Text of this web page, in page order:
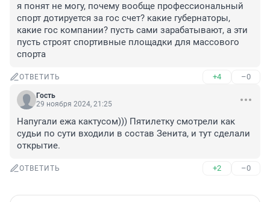
я понят не могу, почему вообще профессиональный
спорт дотируется за гос счет? какие губернаторы,
какие гос компании? пусть сами зарабатывают, а эти
пусть строят спортивные площадки для массового
спорта
ОТВЕТИТЬ +4 –0
Гость
29 ноября 2024, 21:25
Напугали ежа кактусом))) Пятилетку смотрели как
судьи по сути входили в состав Зенита, и тут сделали
открытие.
ОТВЕТИТЬ +2 –0